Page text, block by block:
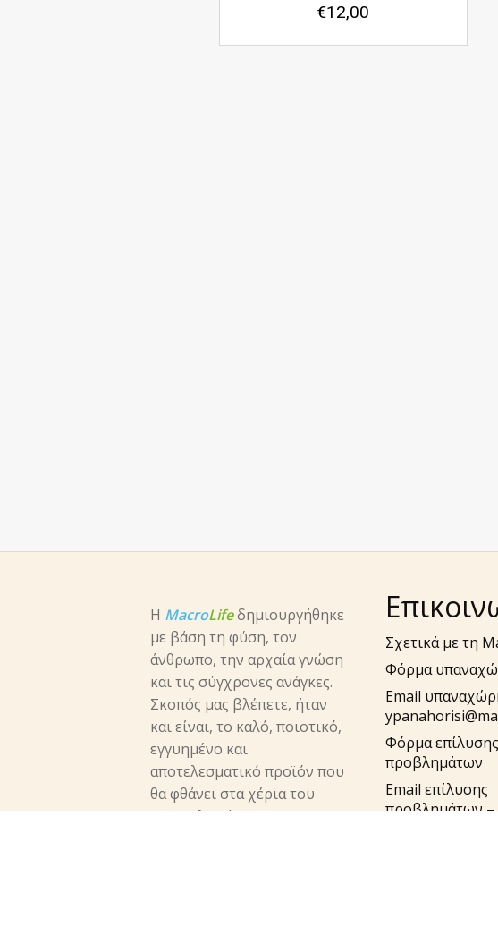
€12,00
Η MacroLifeδημιουργήθηκε
με βάση τη φύση, τον
άνθρωπο, την αρχαία γνώση
και τις σύγχρονες ανάγκες.
Σκοπός μας βλέπετε, ήταν
και είναι, το καλό, ποιοτικό,
εγγυημένο και
αποτελεσματικό προϊόν που
θα φθάνει στα χέρια του
καταναλωτή.
Σχετικά με τη
Φόρμα
Email
Φόρμα επίλυσης
προβλημάτων
Email επίλυσης
προβλημάτων –